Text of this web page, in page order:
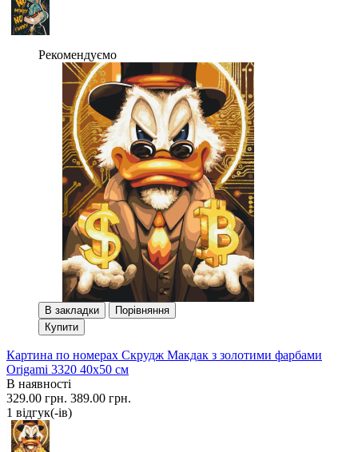
Рекомендуємо
В закладки
Порівняння
Купити
Картина по номерах Скрудж Макдак з золотими фарбами
Origami 3320 40x50 см
В наявності
329.00 грн. 389.00 грн.
1 вiдгук(-iв)